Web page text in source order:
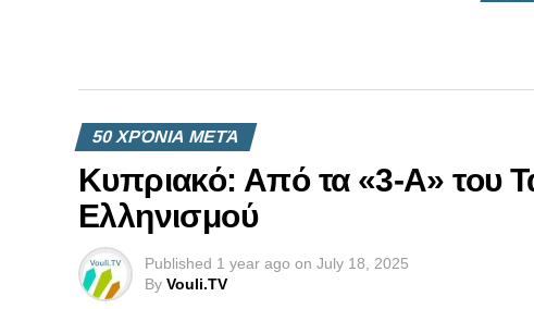
50 ΧΡΌΝΙΑ ΜΕΤΆ
Κυπριακό: Από τα «3-Α» του
Ελληνισμού
Published 1 year ago on July 18, 2025
By Vouli.TV